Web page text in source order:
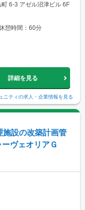
静岡支店 〒410-0056 静岡県沼津市高島町 6-3 アゼル沼津ビル 6F
憩時間：60分
詳細を見る
ニティの求人・企業情報を見る
施設の改築計画管
ヴェオリアＧ